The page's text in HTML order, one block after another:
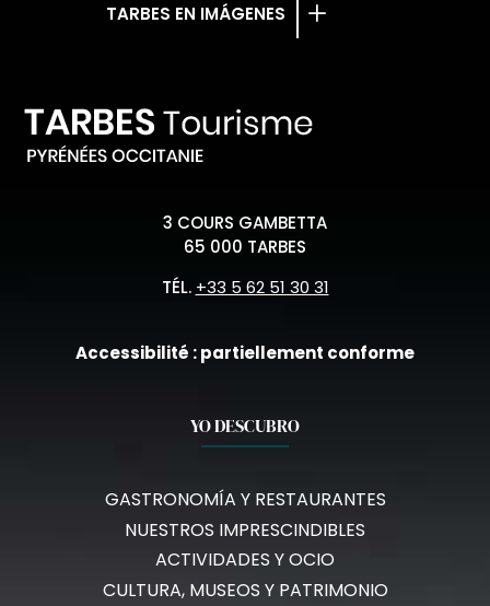
TARBES EN IMÁGENES
3 COURS GAMBETTA
65 000 TARBES
TÉL. +33 5 62 51 30 31
Accessibilité : partiellement conforme
YO DESCUBRO
GASTRONOMÍA Y RESTAURANTES
NUESTROS IMPRESCINDIBLES
ACTIVIDADES Y OCIO
CULTURA, MUSEOS Y PATRIMONIO